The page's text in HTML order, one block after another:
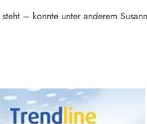
– konnte unter anderem